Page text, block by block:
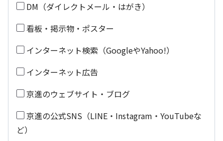
DM（ダイレクトメール・はがき）
看板・掲示物・ポスター
インターネット検索（GoogleやYahoo!）
インターネット広告
京進のウェブサイト・ブログ
京進の公式SNS（LINE・Instagram・YouTubeな
ど）